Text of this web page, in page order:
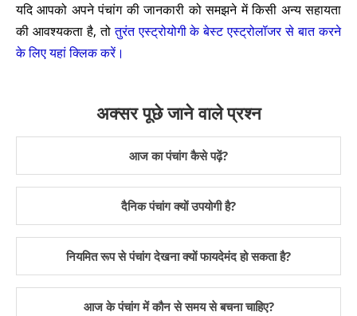
यदि आपको अपने पंचांग की जानकारी को समझने में किसी अन्य सहायता
की आवश्यकता है, तोतुरंत एस्ट्रोयोगी के बेस्ट एस्ट्रोलॉजर से बात करने
के लिए यहां क्लिक करें।
अक्सर पूछे जाने वाले प्रश्न
आज का पंचांग कैसे पढ़ें?
दैनिक पंचांग क्यों उपयोगी है?
नियमित रूप से पंचांग देखना क्यों फायदेमंद हो सकता है?
आज के पंचांग में कौन से समय से बचना चाहिए?